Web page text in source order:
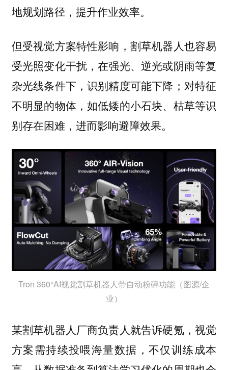
地规划路径，提升作业效率。
但受视觉方案特性影响，割草机器人也容易
受光照变化干扰，在强光、逆光或阴雨等复
杂光线条件下，识别精度可能下降；对特征
不明显的物体，如低矮的小石块、枯草等识
别存在困难，进而影响避障效果。
Tron 360°AI视觉割草机器人带自动粉碎功能（图源/企
业）
某割草机器人厂商负责人就告诉硬氪，视觉
方案需持续投喂海量数据，不仅训练成本